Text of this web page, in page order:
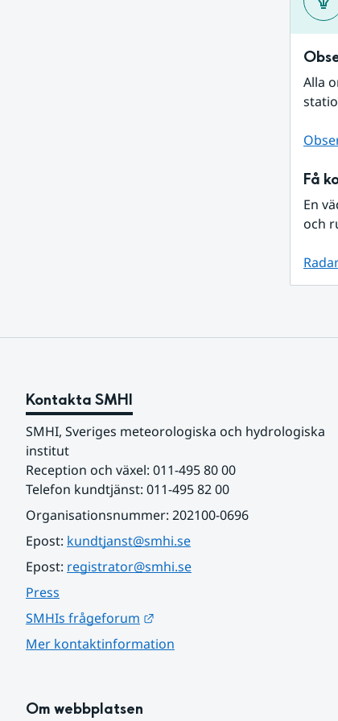
Alla
Få
En
och
Kontakta SMHI
SMHI, Sveriges meteorologiska och hydrologiska
institut
Reception och växel: 011-495 80 00
Telefon kundtjänst: 011-495 82 00
Organisationsnummer: 202100-0696
Epost: kundtjanst@smhi.se
Epost: registrator@smhi.se
Press
SMHIs frågeforum
Mer kontaktinformation
Om webbplatsen